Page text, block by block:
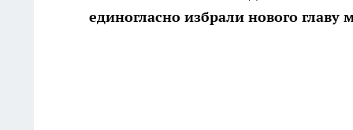
единогласно избрали нового главу